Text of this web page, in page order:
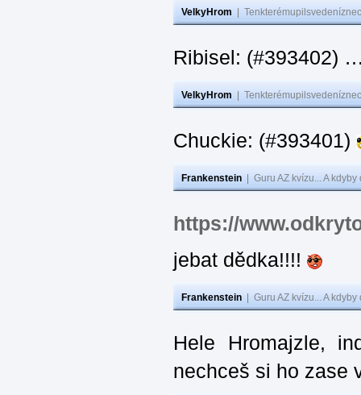
VelkyHrom
Ribisel: (#393402)
VelkyHrom
Chuckie: (#393401)
Frankenstein Guru AZ kvízu... A
https://
jebat dědka!!!!
Frankenstein Guru AZ kvízu... A
Hele Hromajzle,
nechceš si ho zase